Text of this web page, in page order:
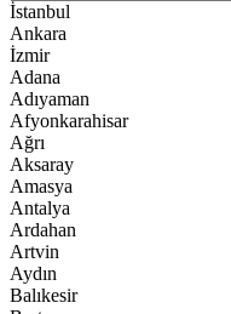
İstanbul
Ankara
İzmir
Adana
Adıyaman
Afyonkarahisar
Ağrı
Aksaray
Amasya
Antalya
Ardahan
Artvin
Aydın
Balıkesir